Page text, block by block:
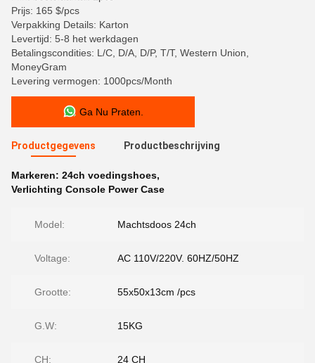
Prijs: 165 $/pcs
Verpakking Details: Karton
Levertijd: 5-8 het werkdagen
Betalingscondities: L/C, D/A, D/P, T/T, Western Union,
MoneyGram
Levering vermogen: 1000pcs/Month
Ga Nu Praten.
Productgegevens Productbeschrijving
Markeren: 24ch voedingshoes,
Verlichting Console Power Case
Model: Machtsdoos 24ch
Voltage: AC 110V/220V. 60HZ/50HZ
Grootte: 55x50x13cm /pcs
G.W: 15KG
CH: 24 CH